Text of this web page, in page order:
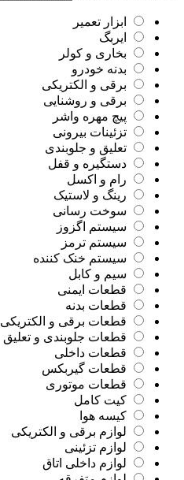
ابزار تعمیر
ایربگ
بخاری و کولر
بدنه خودرو
برقی و الکتریکی
برقی و روشنایی
پیچ مهره واشر
تزئینات بیرونی
تعلیق و جلوبندی
دستگیره و قفل
رام و اکسل
رینگ و لاستیک
سوخت رسانی
سیستم اگزوز
سیستم ترمز
سیستم خنک کننده
سیم و کابل
قطعات ایمنی
قطعات بدنه
قطعات برقی و الکتریکی
قطعات جلوبندی و تعلیق
قطعات داخلی
قطعات گیربکس
قطعات موتوری
کیت کامل
کیسه هوا
لوازم برقی و الکتریکی
لوازم تزئینی
لوازم داخلی اتاق